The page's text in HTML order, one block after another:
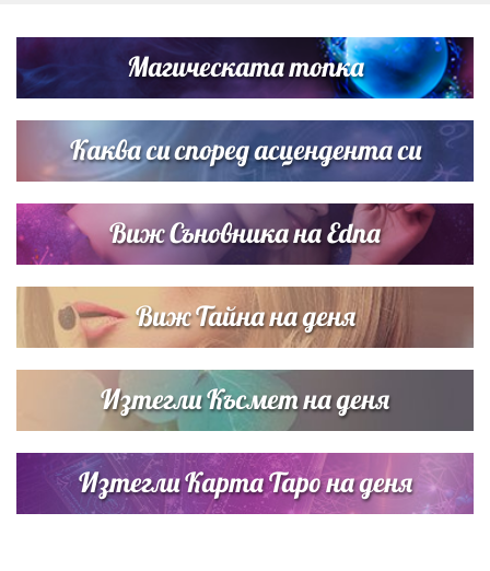
Списъкът е ясен: Джей Ло и Риана във ВИП гостите на
сватбата на Роналдо
Магическата топка
Каква си според асцендента си
Виж Съновника на Edna
Виж Тайна на деня
Изтегли Късмет на деня
Изтегли Карта Таро на деня